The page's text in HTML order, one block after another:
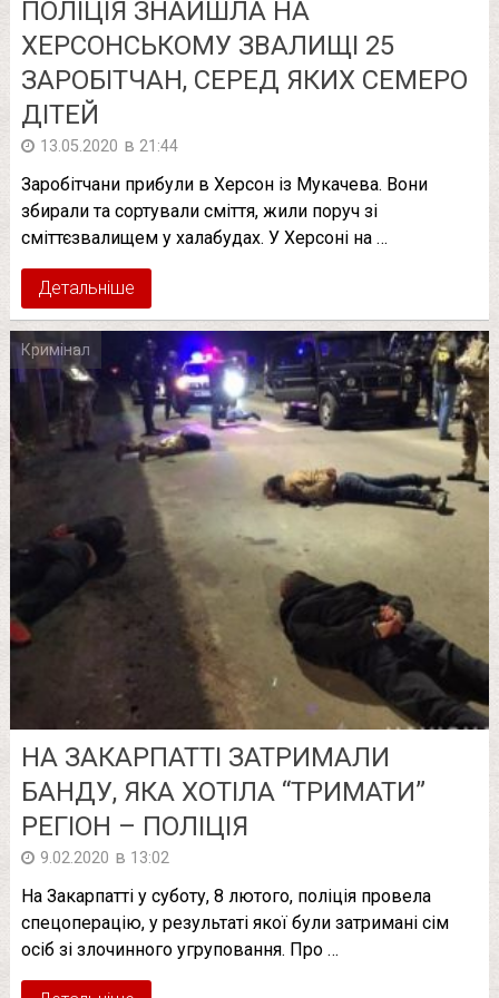
ПОЛІЦІЯ ЗНАЙШЛА НА
ХЕРСОНСЬКОМУ ЗВАЛИЩІ 25
ЗАРОБІТЧАН, СЕРЕД ЯКИХ СЕМЕРО
ДІТЕЙ
13.05.2020 в 21:44
Заробітчани прибули в Херсон із Мукачева. Вони
збирали та сортували сміття, жили поруч зі
сміттєзвалищем у халабудах. У Херсоні на …
Детальніше
Кримінал
НА ЗАКАРПАТТІ ЗАТРИМАЛИ
БАНДУ, ЯКА ХОТІЛА “ТРИМАТИ”
РЕГІОН – ПОЛІЦІЯ
9.02.2020 в 13:02
На Закарпатті у суботу, 8 лютого, поліція провела
спецоперацію, у результаті якої були затримані сім
осіб зі злочинного угруповання. Про …